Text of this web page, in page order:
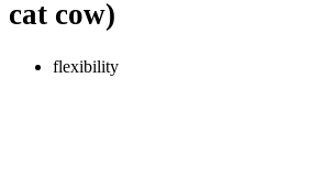
cat cow)
flexibility